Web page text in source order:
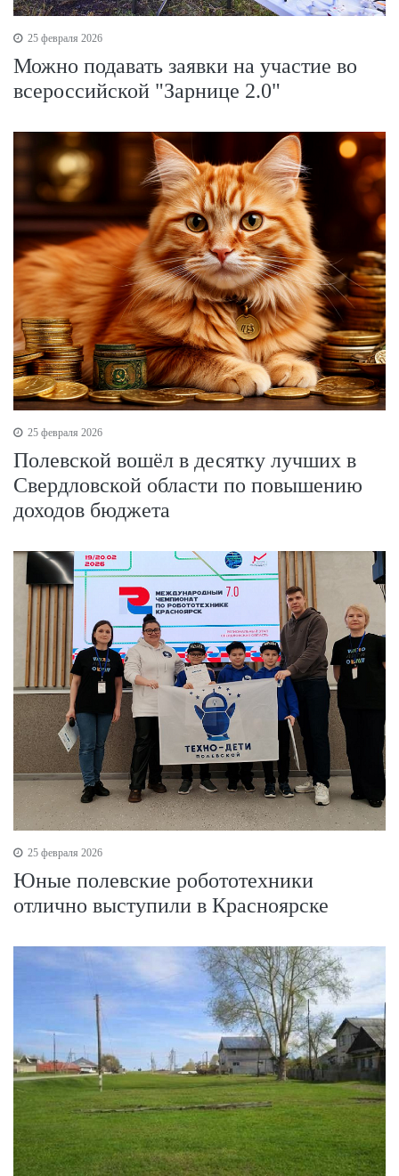
25 февраля 2026
Можно подавать заявки на участие во
всероссийской "Зарнице 2.0"
25 февраля 2026
Полевской вошёл в десятку лучших в
Свердловской области по повышению
доходов бюджета
25 февраля 2026
Юные полевские робототехники
отлично выступили в Красноярске